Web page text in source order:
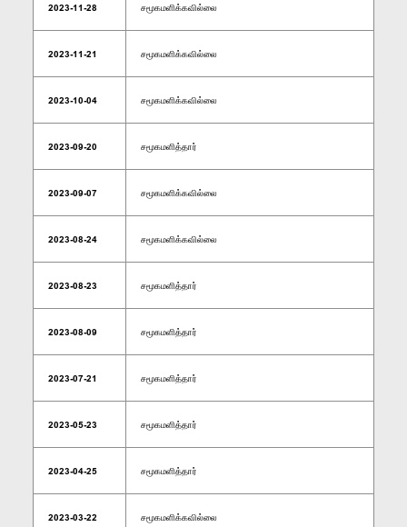
2023-11-28 சமூகமளிக்கவில்லை
2023-11-21 சமூகமளிக்கவில்லை
2023-10-04 சமூகமளிக்கவில்லை
2023-09-20 சமூகமளித்தார்
2023-09-07 சமூகமளிக்கவில்லை
2023-08-24 சமூகமளிக்கவில்லை
2023-08-23 சமூகமளித்தார்
2023-08-09 சமூகமளித்தார்
2023-07-21 சமூகமளித்தார்
2023-05-23 சமூகமளித்தார்
2023-04-25 சமூகமளித்தார்
2023-03-22 சமூகமளிக்கவில்லை